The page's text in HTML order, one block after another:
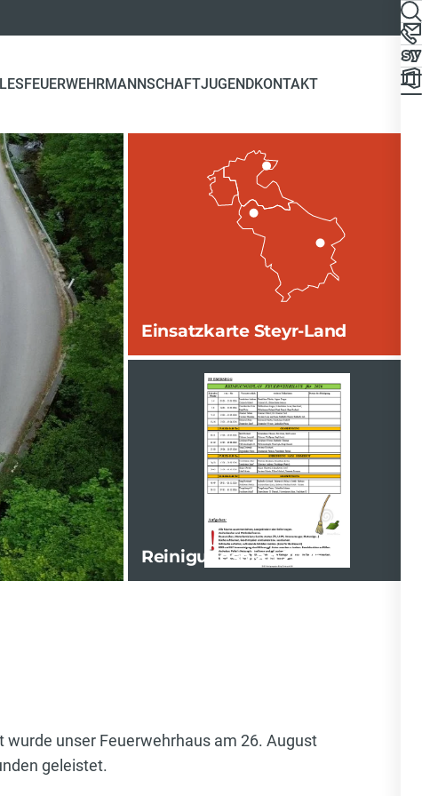
FEUERWEHRMANNSCHAFTJUGENDKONTAKT
Einsatzkarte Steyr-Land
Reinigungsplan 2026
unser Feuerwehrhaus am 26. August
geleistet.